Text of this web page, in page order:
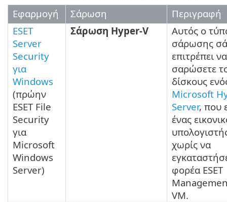
Εφαρμογή
Σάρωση
Περιγραφή
ESET
Server
Security
για
Windows
(πρώην
ESET File
Security
για
Microsoft
Windows
Server)
Σάρωση Hyper-V
Αυτός ο
σάρωσης
επιτρέπει να
σαρώσετε
δίσκους
Microsoft
Server, που
ένας
χωρίς να
φορέα ESET
VM.